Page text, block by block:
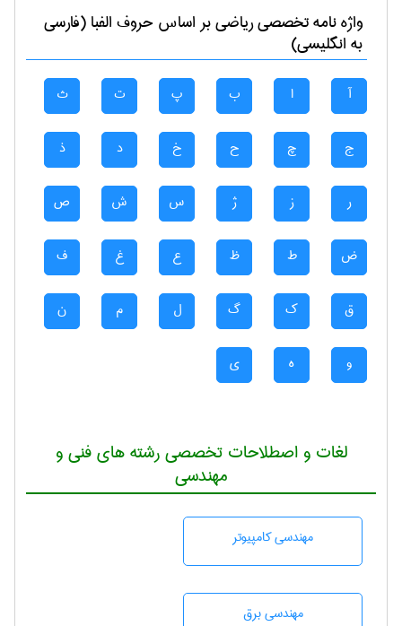
واژه نامه تخصصیرياضیبر اساس حروف الفبا (فارسی
به انگلیسی)
آ ا ب پ ت ث
ج چ ح خ د ذ
ر ز ژ س ش ص
ض ط ظ ع غ ف
ق ک گ ل م ن
و ه ی
لغات و اصطلاحات تخصصی رشته های فنی و
مهندسی
مهندسی كامپيوتر
مهندسی برق